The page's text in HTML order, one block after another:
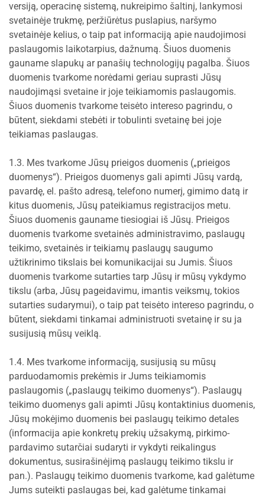
versiją, operacinę sistemą, nukreipimo šaltinį, lankymosi
svetainėje trukmę, peržiūrėtus puslapius, naršymo
svetainėje kelius, o taip pat informaciją apie naudojimosi
paslaugomis laikotarpius, dažnumą. Šiuos duomenis
gauname slapukų ar panašių technologijų pagalba. Šiuos
duomenis tvarkome norėdami geriau suprasti Jūsų
naudojimąsi svetaine ir joje teikiamomis paslaugomis.
Šiuos duomenis tvarkome teisėto intereso pagrindu, o
būtent, siekdami stebėti ir tobulinti svetainę bei joje
teikiamas paslaugas.
1.3. Mes tvarkome Jūsų prieigos duomenis („prieigos
duomenys“). Prieigos duomenys gali apimti Jūsų vardą,
pavardę, el. pašto adresą, telefono numerį, gimimo datą ir
kitus duomenis, Jūsų pateikiamus registracijos metu.
Šiuos duomenis gauname tiesiogiai iš Jūsų. Prieigos
duomenis tvarkome svetainės administravimo, paslaugų
teikimo, svetainės ir teikiamų paslaugų saugumo
užtikrinimo tikslais bei komunikacijai su Jumis. Šiuos
duomenis tvarkome sutarties tarp Jūsų ir mūsų vykdymo
tikslu (arba, Jūsų pageidavimu, imantis veiksmų, tokios
sutarties sudarymui), o taip pat teisėto intereso pagrindu, o
būtent, siekdami tinkamai administruoti svetainę ir su ja
susijusią mūsų veiklą.
1.4. Mes tvarkome informaciją, susijusią su mūsų
parduodamomis prekėmis ir Jums teikiamomis
paslaugomis („paslaugų teikimo duomenys“). Paslaugų
teikimo duomenys gali apimti Jūsų kontaktinius duomenis,
Jūsų mokėjimo duomenis bei paslaugų teikimo detales
(informacija apie konkretų prekių užsakymą, pirkimo-
pardavimo sutarčiai sudaryti ir vykdyti reikalingus
dokumentus, susirašinėjimą paslaugų teikimo tikslu ir
pan.). Paslaugų teikimo duomenis tvarkome, kad galėtume
Jums suteikti paslaugas bei, kad galėtume tinkamai